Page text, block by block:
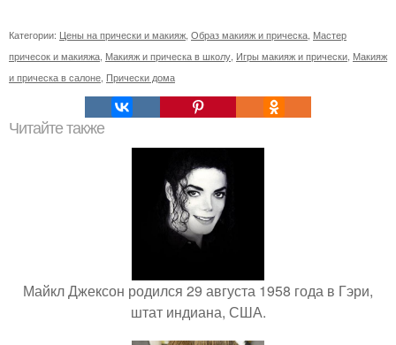
Категории: Цены на прически и макияж Образ макияж и прическа Мастер
причесок и макияжа Макияж и прическа в школу Игры макияж и прически Макияж
и прическа в салоне Прически дома
Читайте также
Майкл Джексон родился 29 августа 1958 года в Гэри,
штат индиана, США.